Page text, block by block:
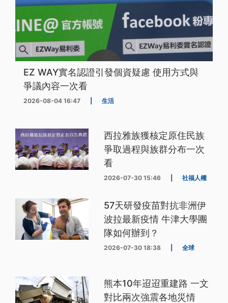
EZ WAY實名認證引發個資疑慮 使用方式與
爭議內容一次看
2026-08-04 16:47 生活
西拉雅族獲核定原住民族
爭取過程與族群分布一次
看
2026-07-30 15:46 社福人權
57天研發疫苗對抗非洲伊
波拉最新疫情 牛津大學團
隊如何辦到？
2026-07-30 18:38 全球
熊本10年迢迢重建路 一文
對比兩次強震各地災情